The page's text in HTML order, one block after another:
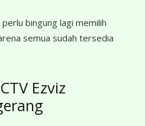
bingung lagi memilih
semua sudah tersedia
Ezviz